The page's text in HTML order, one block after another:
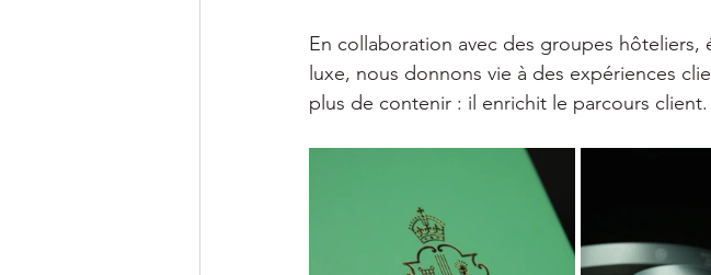
En collaboration avec des groupes
luxe, nous donnons vie à des expériences
plus de contenir : il enrichit le parcours client.